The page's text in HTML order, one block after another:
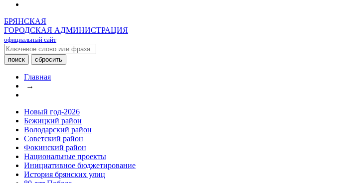
БРЯНСКАЯ
ГОРОДСКАЯ АДМИНИСТРАЦИЯ
официальный сайт
Главная
→
Новый год-2026
Бежицкий район
Володарский район
Советский район
Фокинский район
Национальные проекты
Инициативное бюджетирование
История брянских улиц